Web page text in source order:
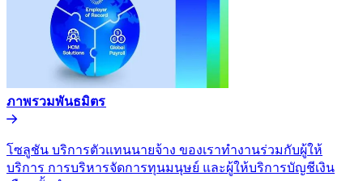
ภาพรวมพันธมิตร​​
โซลูชัน บริการตัวแทนนายจ้าง ของเราทำงานร่วมกับผู้ให้
บริการ การบริหารจัดการทุนมนุษย์ และผู้ให้บริการบัญชีเงิน